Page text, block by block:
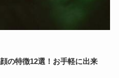
の特徴12選！お手軽に出来